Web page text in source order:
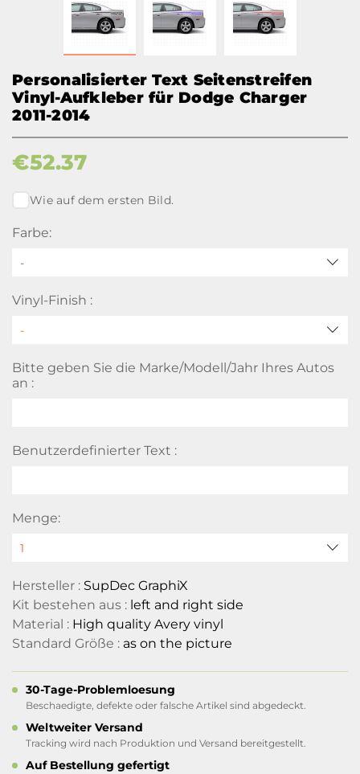
Personalisierter Text Seitenstreifen
Vinyl-Aufkleber für Dodge Charger
2011-2014
€52.37
Wie auf dem ersten Bild.
Farbe:
-
Vinyl-Finish :
Bitte geben Sie die Marke/Modell/Jahr Ihres Autos
an :
Benutzerdefinierter Text :
Menge:
Hersteller : SupDec GraphiX
Kit bestehen aus : left and right side
Material : High quality Avery vinyl
Standard Größe : as on the picture
30-Tage-Problemloesung
Beschaedigte, defekte oder falsche Artikel sind abgedeckt.
Weltweiter Versand
Tracking wird nach Produktion und Versand bereitgestellt.
Auf Bestellung gefertigt